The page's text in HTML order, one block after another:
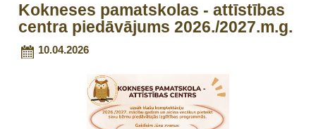
Kokneses pamatskolas - attīstības
centra piedāvājums 2026./2027.m.g.
10.04.2026